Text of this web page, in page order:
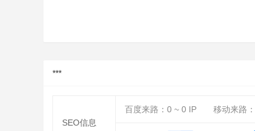
***
SEO信息
百度来路： 0 ~ 0 IP 移动来路：